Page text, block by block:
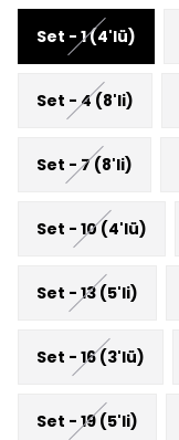
Set - 1 (4'lü)
Set - 4 (8'li)
Set - 7 (8'li)
Set - 10 (4'lü)
Set - 13 (5'li)
Set - 16 (3'lü)
Set - 19 (5'li)